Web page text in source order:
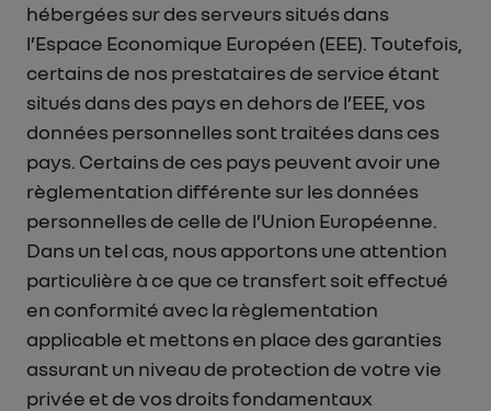
hébergées sur des serveurs situés dans
l’Espace Economique Européen (EEE). Toutefois,
certains de nos prestataires de service étant
situés dans des pays en dehors de l’EEE, vos
données personnelles sont traitées dans ces
pays. Certains de ces pays peuvent avoir une
règlementation différente sur les données
personnelles de celle de l’Union Européenne.
Dans un tel cas, nous apportons une attention
particulière à ce que ce transfert soit effectué
en conformité avec la règlementation
applicable et mettons en place des garanties
assurant un niveau de protection de votre vie
privée et de vos droits fondamentaux